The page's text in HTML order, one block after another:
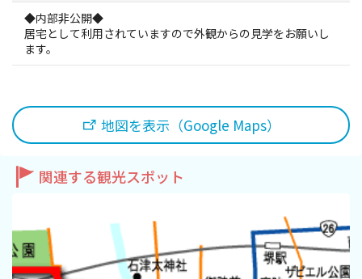
観光案内所
堺おもてなしチケット
お役立ち情報紹介
堺観光タクシー
交通・アクセス
◆内部非公開◆
居宅として利用されていますので外観からの見学をお願いし
ます。
地図を表示（Google Maps）
関連する観光スポット